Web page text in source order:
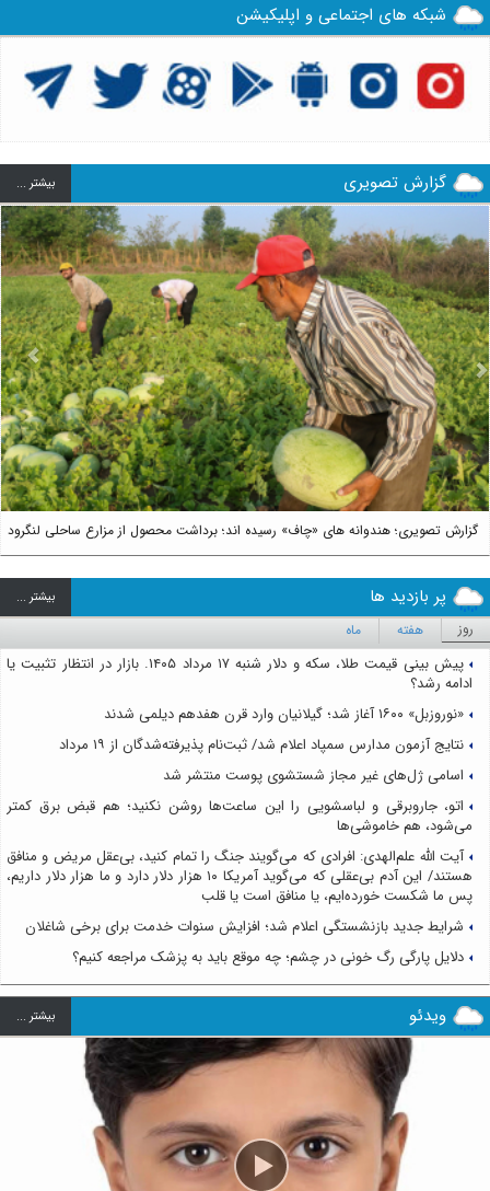
شبکه های اجتماعی و اپلیکیشن
گزارش تصویری بيشتر ...
گزارش تصویری؛ هندوانه های «چاف» رسیده اند؛ برداشت محصول از مزارع ساحلی لنگرود
Next
پر بازدید ها بيشتر ...
روز هفته ماه
پیش بینی قیمت طلا، سکه و دلار شنبه ۱۷ مرداد ۱۴۰۵. بازار در انتظار تثبیت یا
ادامه رشد؟
«نوروزبل» ۱۶۰۰ آغاز شد؛ گیلانیان وارد قرن هفدهم دیلمی شدند
نتایج آزمون مدارس سمپاد اعلام شد/ ثبت‌نام پذیرفته‌شدگان از ۱۹ مرداد
اسامی ژل‌های غیر مجاز شستشوی پوست منتشر شد
اتو، جاروبرقی و لباسشویی را این ساعت‌ها روشن نکنید؛ هم قبض برق کمتر
می‌شود، هم خاموشی‌ها
آیت الله علم‌الهدی: افرادی که می‌گویند جنگ را تمام کنید، بی‌عقل مریض و منافق
هستند/ این آدم بی‌عقلی که می‌گوید آمریکا ۱۰ هزار دلار دارد و ما هزار دلار داریم،
پس ما شکست خورده‌ایم، یا منافق است یا قلب
شرایط جدید بازنشستگی اعلام شد؛ افزایش سنوات خدمت برای برخی شاغلان
دلایل پارگی رگ خونی در چشم؛ چه موقع باید به پزشک مراجعه کنیم؟
ویدئو بيشتر ...